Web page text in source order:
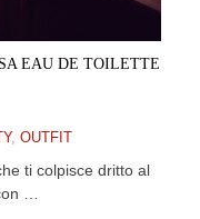
EAU DE TOILETTE
, OUTFIT
ti colpisce dritto al
…